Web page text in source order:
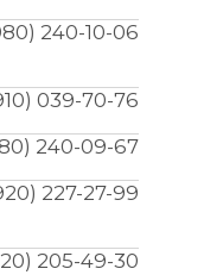
240-10-06
039-70-76
240-09-67
227-27-99
205-49-30